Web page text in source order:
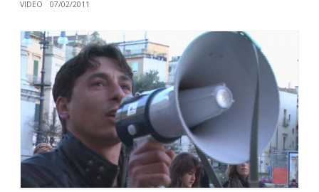
VIDEO 07/02/2011